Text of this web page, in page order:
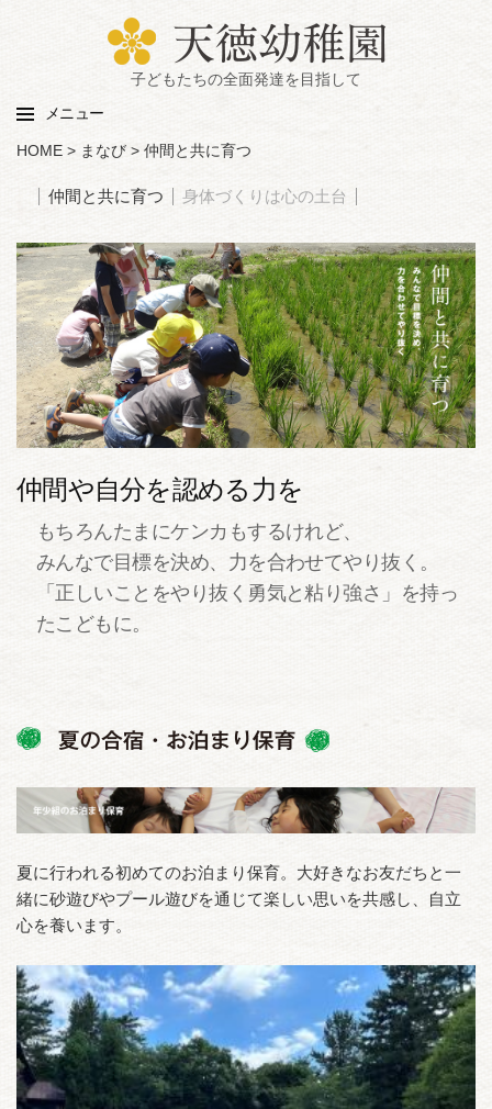
子どもたちの全面発達を目指して
メニュー
HOME > まなび > 仲間と共に育つ
仲間と共に育つ 身体づくりは心の土台
仲間や自分を認める力を
もちろんたまにケンカもするけれど、
みんなで目標を決め、力を合わせてやり抜く。
「正しいことをやり抜く勇気と粘り強さ」を持っ
たこどもに。
夏に行われる初めてのお泊まり保育。大好きなお友だちと一
緒に砂遊びやプール遊びを通じて楽しい思いを共感し、自立
心を養います。